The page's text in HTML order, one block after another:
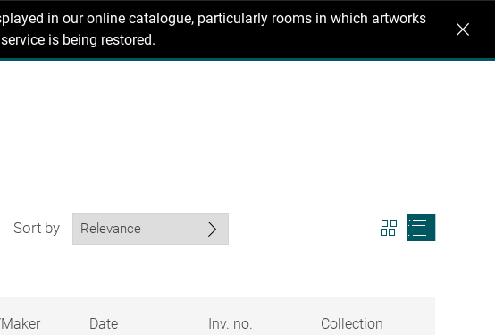
in our online catalogue, particularly rooms in which artworks
is being restored.
Sort by
View
search
Date Inv. no. Collection